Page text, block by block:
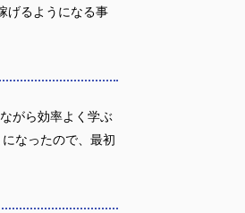
げるようになる事
がら効率よく学ぶ
なったので、最初